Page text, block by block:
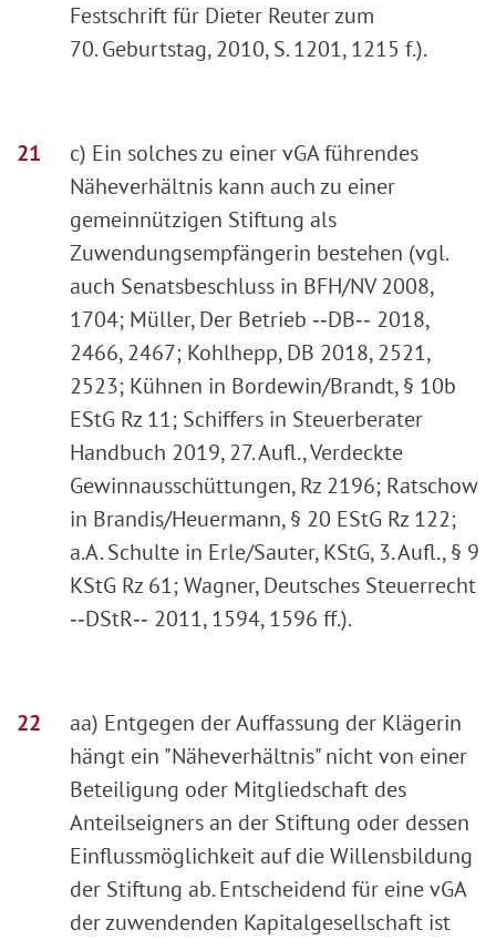
Festschrift für Dieter Reuter zum
70. Geburtstag, 2010, S. 1201, 1215 f.).
c) Ein solches zu einer vGA führendes
Näheverhältnis kann auch zu einer
gemeinnützigen Stiftung als
Zuwendungsempfängerin bestehen (vgl.
auch Senatsbeschluss in BFH/NV 2008,
1704; Müller, Der Betrieb ‑‑DB‑‑ 2018,
2466, 2467; Kohlhepp, DB 2018, 2521,
2523; Kühnen in Bordewin/Brandt, § 10b
EStG Rz 11; Schiffers in Steuerberater
Handbuch 2019, 27. Aufl., Verdeckte
Gewinnausschüttungen, Rz 2196; Ratschow
in Brandis/Heuermann, § 20 EStG Rz 122;
a.A. Schulte in Erle/Sauter, KStG, 3. Aufl., § 9
KStG Rz 61; Wagner, Deutsches Steuerrecht
‑‑DStR‑‑ 2011, 1594, 1596 ff.).
aa) Entgegen der Auffassung der Klägerin
hängt ein "Näheverhältnis" nicht von einer
Beteiligung oder Mitgliedschaft des
Anteilseigners an der Stiftung oder dessen
Einflussmöglichkeit auf die Willensbildung
der Stiftung ab. Entscheidend für eine vGA
der zuwendenden Kapitalgesellschaft ist